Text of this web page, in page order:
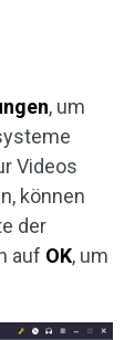
, um
Videos
können
der
auf OK, um